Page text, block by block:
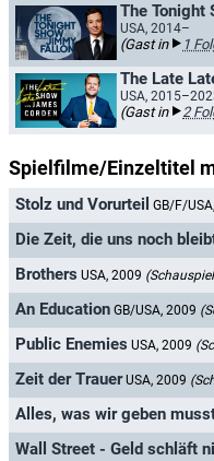
The Tonight
USA, 2014–
(Gast in 1
The Late
USA,
(Gast in 2
Spielfilme/Einzeltitel
Stolz und Vorurteil GB/F/
Die Zeit, die uns noch
Brothers USA, 2009
An Education GB/USA, 2009
Public Enemies USA, 2009
Zeit der Trauer USA, 2009
Alles, was wir geben
Wall Street - Geld schläft